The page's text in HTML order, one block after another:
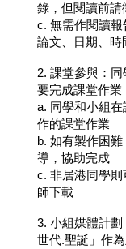
錄，但閱讀前請
c. 無需作閱讀
論文、日期、時
2. 課堂參與：
要完成課堂作業
a. 同學和小組
作的課堂作業
b. 如有製作困
導，協助完成
c. 非居港同學
師下載
3. 小組媒體計
世代.聖誕」作